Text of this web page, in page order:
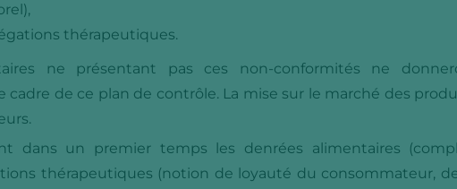
thérapeutiques.
ne présentant pas ces non-conformités ne
cadre de ce plan de contrôle. La mise sur le marché des
dans un premier temps les denrées alimentaires
thérapeutiques (notion de loyauté du consommateur,